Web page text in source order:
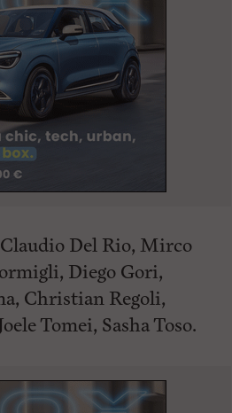
Del Rio, Mirco
Diego Gori,
Christian Regoli,
Tomei, Sasha Toso.